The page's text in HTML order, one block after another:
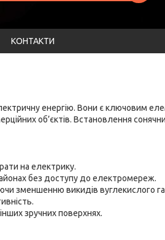
КОНТАКТИ
енергію. Вони є ключовим
об’єктів. Встановлення
на електрику.
без доступу до електромереж.
зменшенню викидів вуглекислого
зручних поверхнях.